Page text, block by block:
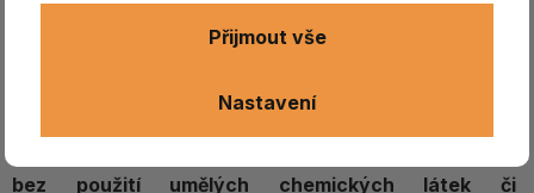
vytvořené s láskou a úctou k tradicím a naplněné
bez použití umělých chemických látek či
Nastavení
Přijmout vše